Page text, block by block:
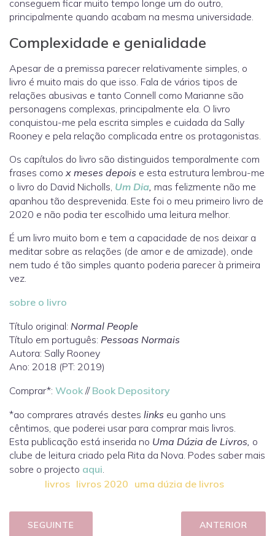
conseguem ficar muito tempo longe um do outro,
principalmente quando acabam na mesma universidade.
Complexidade e genialidade
Apesar de a premissa parecer relativamente simples, o
livro é muito mais do que isso. Fala de vários tipos de
relações abusivas e tanto Connell como Marianne são
personagens complexas, principalmente ela. O livro
conquistou-me pela escrita simples e cuidada da Sally
Rooney e pela relação complicada entre os protagonistas.
Os capítulos do livro são distinguidos temporalmente com
frases comox meses depois e esta estrutura lembrou-me
o livro do David Nicholls, Um Dia, mas felizmente não me
apanhou tão desprevenida. Este foi o meu primeiro livro de
2020 e não podia ter escolhido uma leitura melhor.
É um livro muito bom e tem a capacidade de nos deixar a
meditar sobre as relações (de amor e de amizade), onde
nem tudo é tão simples quanto poderia parecer à primeira
vez.
sobre o livro
Título original: Normal People
Título em português: Pessoas Normais
Autora: Sally Rooney
Ano: 2018 (PT: 2019)
Comprar*: Wook // Book Depository
*ao comprares através destes links eu ganho uns
cêntimos, que poderei usar para comprar mais livros.
Esta publicação está inserida no Uma Dúzia de Livros, o
clube de leitura criado pela Rita da Nova. Podes saber mais
sobre o projecto aqui.
livros livros 2020 uma dúzia de livros
SEGUINTE ANTERIOR